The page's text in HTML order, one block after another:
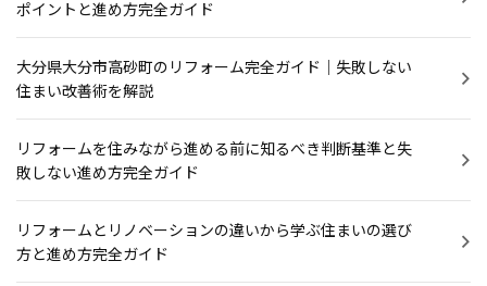
ポイントと進め方完全ガイド
大分県大分市高砂町のリフォーム完全ガイド｜失敗しない
住まい改善術を解説
リフォームを住みながら進める前に知るべき判断基準と失
敗しない進め方完全ガイド
リフォームとリノベーションの違いから学ぶ住まいの選び
方と進め方完全ガイド